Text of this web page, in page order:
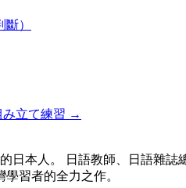
）
み立て練習 →
日本人。 日語教師、日語雜誌
習者的全力之作。